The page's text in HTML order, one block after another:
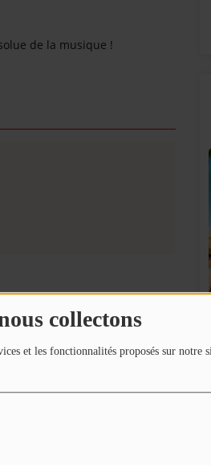
collectons
et les fonctionnalités proposés sur notre
de la musique !